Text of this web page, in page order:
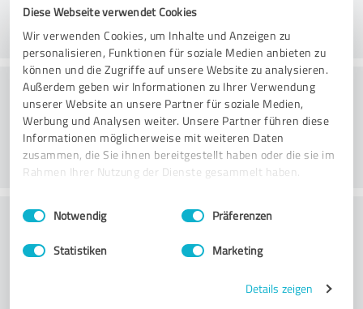
Diese Webseite verwendet Cookies
Wir verwenden Cookies, um Inhalte und Anzeigen zu
personalisieren, Funktionen für soziale Medien anbieten zu
können und die Zugriffe auf unsere Website zu analysieren.
Außerdem geben wir Informationen zu Ihrer Verwendung
unserer Website an unsere Partner für soziale Medien,
Werbung und Analysen weiter. Unsere Partner führen diese
Informationen möglicherweise mit weiteren Daten
zusammen, die Sie ihnen bereitgestellt haben oder die sie im
Rahmen Ihrer Nutzung der Dienste gesammelt haben.
Impressum Datenschutzbestimmungen
Einwilligungsauswahl
Notwendig Präferenzen
Statistiken Marketing
Details zeigen
Consultoria
Serviço ao cliente